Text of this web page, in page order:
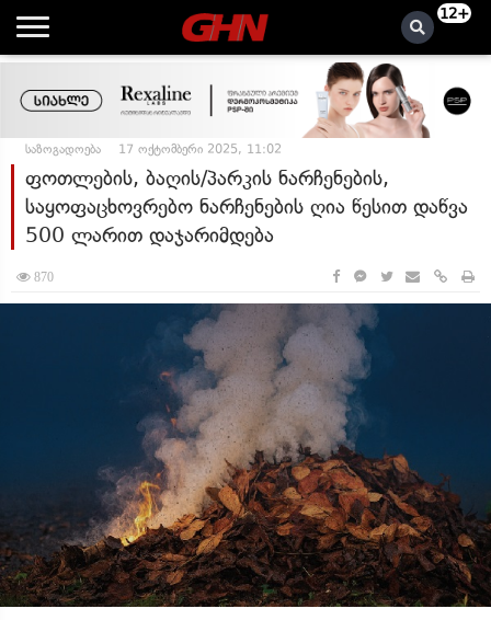
12+
საზოგადოება 17 ოქტომბერი 2025, 11:02
ფოთლების, ბაღის/პარკის ნარჩენების,
საყოფაცხოვრებო ნარჩენების ღია წესით დაწვა
500 ლარით დაჯარიმდება
870